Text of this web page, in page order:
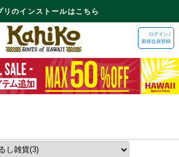
リのインストールはこちら
ログイン /
新規会員登録